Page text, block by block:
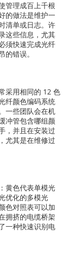
管理成百上千根
的做法是维护一
清单或日志。许
这些信息，尤其
须快速完成光纤
错误。
采用相同的 12 色
纤颜色编码系统
一些团队会在机
冲管包含哪组颜
，并且在安装过
尤其是在维修过
黄色代表单模光
优化的多模光
色对照表可以加
拥挤的电缆桥架
一种快速识别电